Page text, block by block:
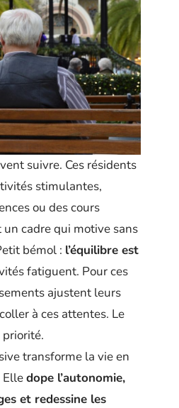
suivre. Ces résidents
stimulantes,
ou des cours
cadre qui motive sans
bémol : l’équilibre est
fatiguent. Pour ces
ajustent leurs
à ces attentes. Le
transforme la vie en
Elledope l’autonomie,
et redessine les